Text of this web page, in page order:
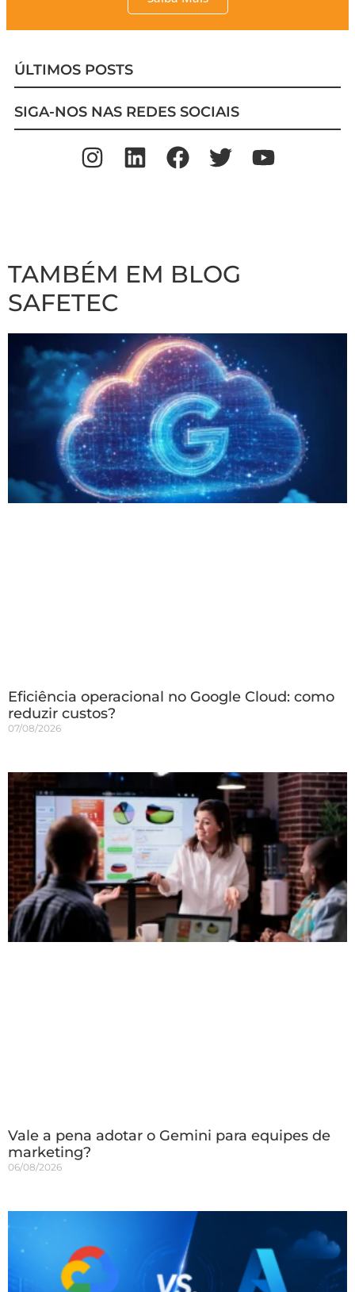
ÚLTIMOS POSTS
SIGA-NOS NAS REDES SOCIAIS
TAMBÉM EM BLOG
SAFETEC
Eficiência operacional no Google Cloud: como
reduzir custos?
07/08/2026
Vale a pena adotar o Gemini para equipes de
marketing?
06/08/2026